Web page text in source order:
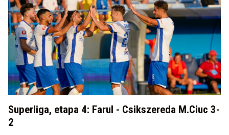
Superliga, etapa 4: Farul - Csikszereda M.Ciuc 3-
2